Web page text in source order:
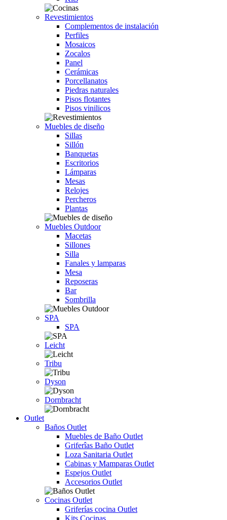
Revestimientos
Complementos de instalación
Perfiles
Mosaicos
Zocalos
Panel
Cerámicas
Porcellanatos
Piedras naturales
Pisos flotantes
Pisos vinilicos
Muebles de diseño
Sillas
Sillón
Banquetas
Escritorios
Lámparas
Mesas
Relojes
Percheros
Plantas
Muebles Outdoor
Macetas
Sillones
Silla
Fanales y lamparas
Mesa
Reposeras
Bar
Sombrilla
SPA
SPA
Leicht
Tribu
Dyson
Dornbracht
Outlet
Baños Outlet
Muebles de Baño Outlet
Griferîas Baño Outlet
Loza Sanitaria Outlet
Cabinas y Mamparas Outlet
Espejos Outlet
Accesorios Outlet
Cocinas Outlet
Griferías cocina Outlet
Kits Cocinas